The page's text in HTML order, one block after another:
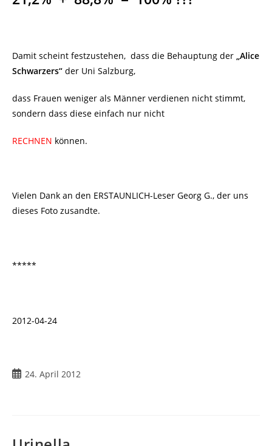
Damit scheint festzustehen, dass die Behauptung der „Alice
Schwarzers“ der Uni Salzburg,
dass Frauen weniger als Männer verdienen nicht stimmt,
sondern dass diese einfach nur nicht
RECHNEN können.
Vielen Dank an den ERSTAUNLICH-Leser Georg G., der uns
dieses Foto zusandte.
*****
2012-04-24
Beitrag
24. April 2012